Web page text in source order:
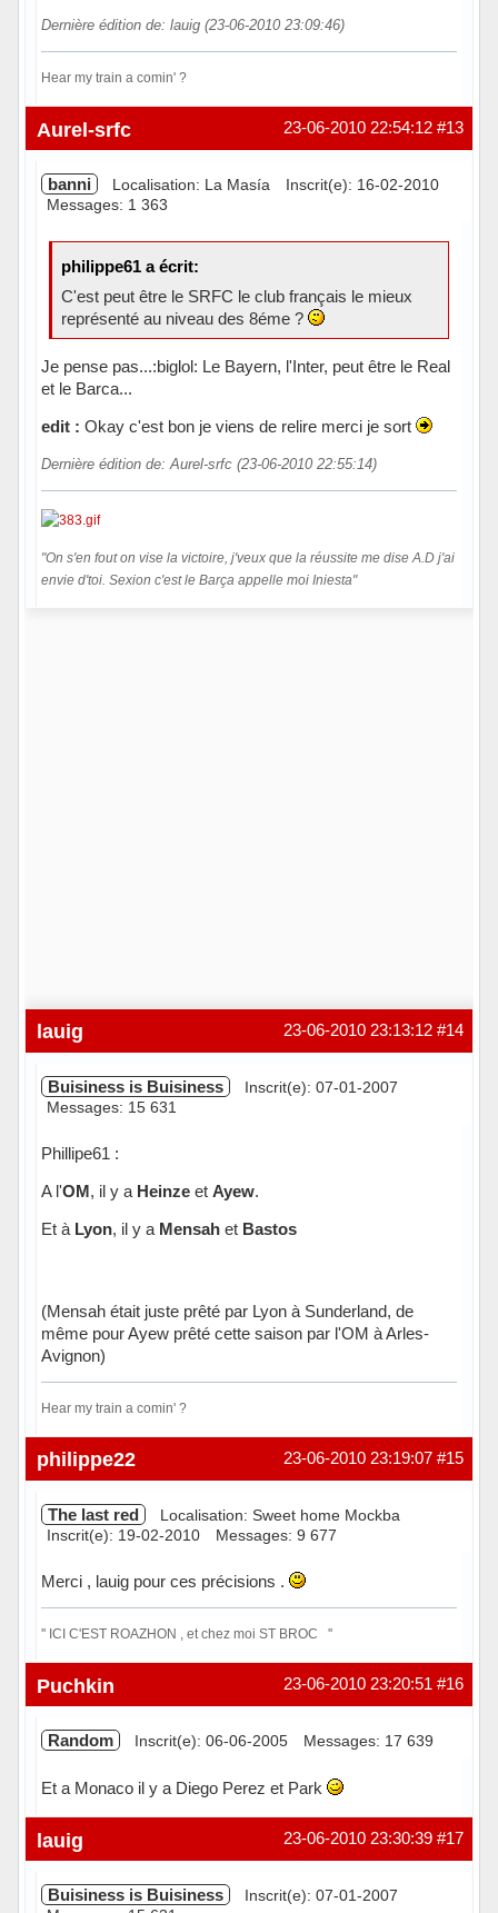
Dernière édition de: lauig (23-06-2010 23:09:46)
Hear my train a comin' ?
Hors ligne #13
23-06-2010 22:54:12
Aurel-srfc
banni Localisation: La Masía
Inscrit(e): 16-02-2010
Messages: 1 363
philippe61 a écrit:
C'est peut être le SRFC le club français le mieux
représenté au niveau des 8éme ?
Je pense pas...:biglol: Le Bayern, l'Inter, peut être le Real
et le Barca...
edit : Okay c'est bon je viens de relire merci je sort
Dernière édition de: Aurel-srfc (23-06-2010 22:55:14)
"On s'en fout on vise la victoire, j'veux que la réussite me dise A.D j'ai
envie d'toi. Sexion c'est le Barça appelle moi Iniesta"
#14
23-06-2010 23:13:12
lauig
Buisiness is Buisiness
Inscrit(e): 07-01-2007
Messages: 15 631
Phillipe61 :
A l'OM, il y a Heinzeet Ayew.
Et à Lyon, il y a Mensahet Bastos
(Mensah était juste prêté par Lyon à Sunderland, de
même pour Ayew prêté cette saison par l'OM à Arles-
Avignon)
Hear my train a comin' ?
Hors ligne #15
23-06-2010 23:19:07
philippe22
The last red
Localisation: Sweet home Mockba
Inscrit(e): 19-02-2010
Messages: 9 677
Merci , lauig pour ces précisions .
'' ICI C'EST ROAZHON , et chez moi ST BROC ''
Hors ligne #16
23-06-2010 23:20:51
Puchkin
Random Inscrit(e): 06-06-2005 Messages: 17 639
Et a Monaco il y a Diego Perez et Park
Hors ligne #17
23-06-2010 23:30:39
lauig
Buisiness is Buisiness
Inscrit(e): 07-01-2007